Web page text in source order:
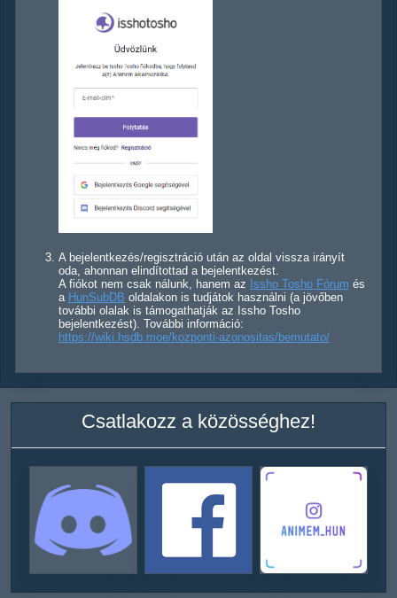
A bejelentkezés/regisztráció után az oldal vissza irányít
oda, ahonnan elindítottad a bejelentkezést.
A fiókot nem csak nálunk, hanem az Issho Tosho Fórum és
a HunSubDB oldalakon is tudjátok használni (a jövőben
további olalak is támogathatják az Issho Tosho
bejelentkezést). További információ:
https://wiki.hsdb.moe/kozponti-azonositas/bemutato/
Csatlakozz a közösséghez!